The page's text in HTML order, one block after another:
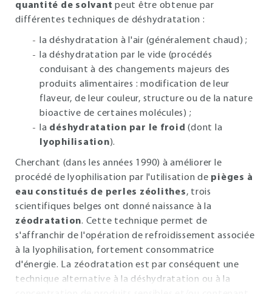
quantité de solvant peut être obtenue par
différentes techniques de déshydratation :
la déshydratation à l'air (généralement chaud) ;
la déshydratation par le vide (procédés
conduisant à des changements majeurs des
produits alimentaires : modification de leur
flaveur, de leur couleur, structure ou de la nature
bioactive de certaines molécules) ;
la déshydratation par le froid (dont la
lyophilisation).
Cherchant (dans les années 1990) à améliorer le
procédé de lyophilisation par l'utilisation de pièges à
eau constitués de perles zéolithes, trois
scientifiques belges ont donné naissance à la
zéodratation. Cette technique permet de
s'affranchir de l'opération de refroidissement associée
à la lyophilisation, fortement consommatrice
d'énergie. La zéodratation est par conséquent une
technique alternative à la déshydratation ou à la